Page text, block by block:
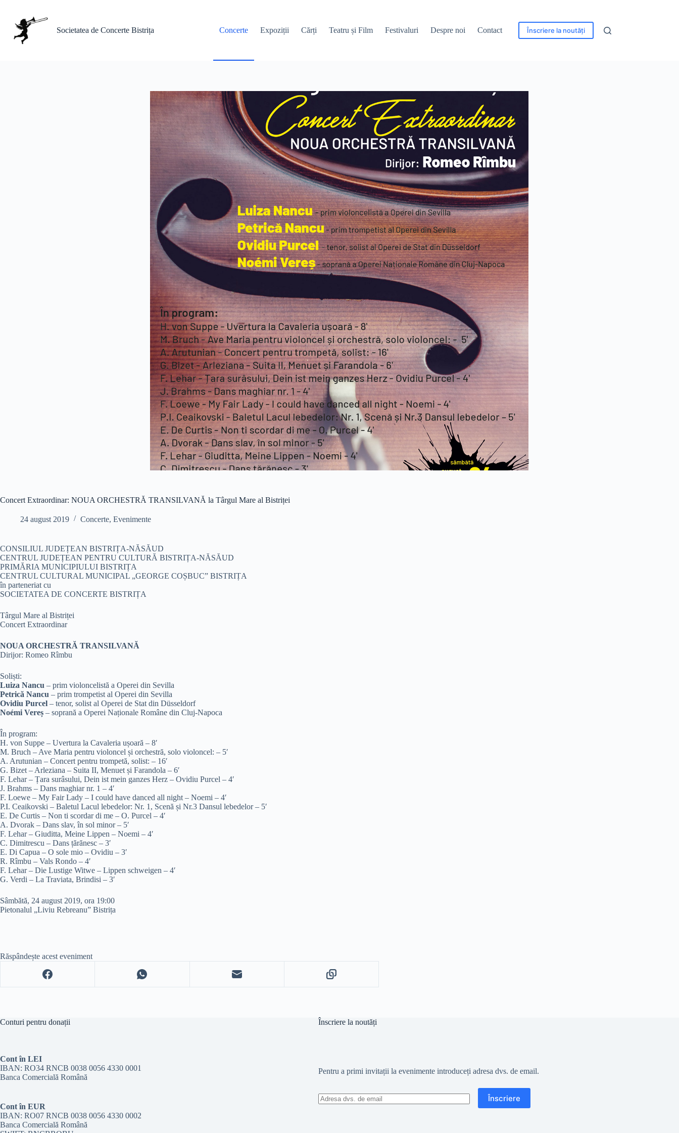
conținut
Societatea de Concerte Bistrița
Concerte Expoziții Cărți Teatru și Film Festivaluri Despre noi Contact Înscriere la noutăți
Concert Extraordinar: NOUA ORCHESTRĂ TRANSILVANĂ la Târgul Mare al Bistriței
24 august 2019 Concerte, Evenimente
CONSILIUL JUDEȚEAN BISTRIȚA-NĂSĂUD
CENTRUL JUDEȚEAN PENTRU CULTURĂ BISTRIȚA-NĂSĂUD
PRIMĂRIA MUNICIPIULUI BISTRIȚA
CENTRUL CULTURAL MUNICIPAL „GEORGE COȘBUC” BISTRIȚA
în parteneriat cu
SOCIETATEA DE CONCERTE BISTRIȚA
Târgul Mare al Bistriței
Concert Extraordinar
NOUA ORCHESTRĂ TRANSILVANĂ
Dirijor: Romeo Rîmbu
Soliști:
Luiza Nancu – prim violoncelistă a Operei din Sevilla
Petrică Nancu – prim trompetist al Operei din Sevilla
Ovidiu Purcel – tenor, solist al Operei de Stat din Düsseldorf
Noémi Vereș – soprană a Operei Naționale Române din Cluj-Napoca
În program:
H. von Suppe – Uvertura la Cavaleria ușoară – 8′
M. Bruch – Ave Maria pentru violoncel și orchestră, solo violoncel: – 5′
A. Arutunian – Concert pentru trompetă, solist: – 16′
G. Bizet – Arleziana – Suita II, Menuet și Farandola – 6′
F. Lehar – Țara surâsului, Dein ist mein ganzes Herz – Ovidiu Purcel – 4′
J. Brahms – Dans maghiar nr. 1 – 4′
F. Loewe – My Fair Lady – I could have danced all night – Noemi – 4′
P.I. Ceaikovski – Baletul Lacul lebedelor: Nr. 1, Scenă și Nr.3 Dansul lebedelor – 5′
E. De Curtis – Non ti scordar di me – O. Purcel – 4′
A. Dvorak – Dans slav, în sol minor – 5′
F. Lehar – Giuditta, Meine Lippen – Noemi – 4′
C. Dimitrescu – Dans țărănesc – 3′
E. Di Capua – O sole mio – Ovidiu – 3′
R. Rîmbu – Vals Rondo – 4′
F. Lehar – Die Lustige Witwe – Lippen schweigen – 4′
G. Verdi – La Traviata, Brindisi – 3′
Sâmbătă, 24 august 2019, ora 19:00
Pietonalul „Liviu Rebreanu” Bistrița
Răspândește acest eveniment
Conturi pentru donații
Cont în LEI
IBAN: RO34 RNCB 0038 0056 4330 0001
Banca Comercială Română
Cont în EUR
IBAN: RO07 RNCB 0038 0056 4330 0002
Banca Comercială Română
Înscriere la noutăți
Pentru a primi invitații la evenimente introduceți adresa dvs. de email.